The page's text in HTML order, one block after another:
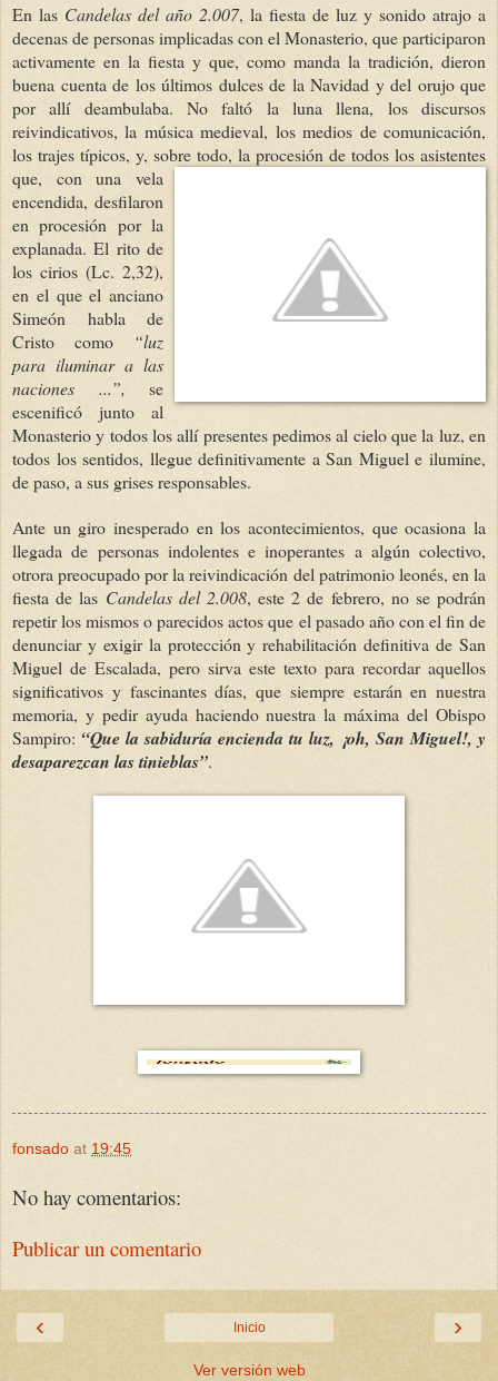
En las Candelas del año 2.007, la fiesta de luz y sonido atrajo a
decenas de personas implicadas con el Monasterio, que participaron
activamente en la fiesta y que, como manda la tradición, dieron
buena cuenta de los últimos dulces de la Navidad y del orujo que
por allí deambulaba. No faltó la luna llena, los discursos
reivindicativos, la música medieval, los medios de comunicación,
los trajes típicos, y, sobre todo, la procesión de todos los asistentes
que, con una vela
encendida, desfilaron
en procesión por la
explanada. El rito de
los cirios (Lc. 2,32),
en el que el anciano
Simeón habla de
Cristo como “luz
para iluminar a las
naciones ...”, se
escenificó junto al
Monasterio y todos los allí presentes pedimos al cielo que la luz, en
todos los sentidos, llegue definitivamente a San Miguel e ilumine,
de paso, a sus grises responsables.
Ante un giro inesperado en los acontecimientos, que ocasiona la
llegada de personas indolentes e inoperantes a algún colectivo,
otrora preocupado por la reivindicación del patrimonio leonés, en la
fiesta de las Candelas del 2.008, este 2 de febrero, no se podrán
repetir los mismos o parecidos actos que el pasado año con el fin de
denunciar y exigir la protección y rehabilitación definitiva de San
Miguel de Escalada, pero sirva este texto para recordar aquellos
significativos y fascinantes días, que siempre estarán en nuestra
memoria, y pedir ayuda haciendo nuestra la máxima del Obispo
Sampiro: “Que la sabiduría encienda tu luz, ¡oh, San Miguel!, y
desaparezcan las tinieblas”.
fonsado at 19:45
No hay comentarios:
Publicar un comentario
‹ ›
Inicio
Ver versión web